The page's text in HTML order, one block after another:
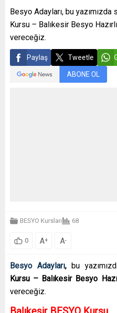
Besyo Adayları, bu
Kursu – Balıkesir Besyo
vereceğiz.
Paylaş Tweetle
ABONE OL
BESYO Kursları 68
0 A+ A-
Besyo Adayları, bu
Kursu – Balıkesir Besyo
vereceğiz.